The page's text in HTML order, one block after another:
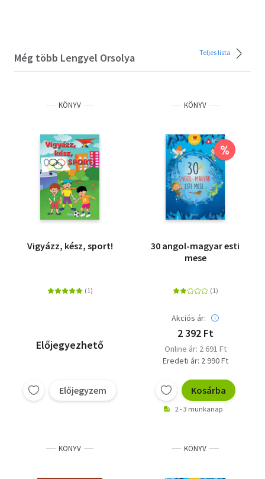
Még több Lengyel Orsolya Teljes lista
KÖNYV
Vigyázz, kész, sport!
Előjegyezhető
Előjegyzem
KÖNYV
%
30 angol-magyar esti
mese
Akciós ár:
2 392 Ft
Online ár: 2 691 Ft
Eredeti ár: 2 990 Ft
Kosárba
2 - 3 munkanap
KÖNYV KÖNYV